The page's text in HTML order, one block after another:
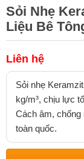
Sỏi Nhẹ
Liệu Bê
Liên hệ
Sỏi nhẹ
kg/m³, chịu lực
Cách âm, chống
toàn quốc.